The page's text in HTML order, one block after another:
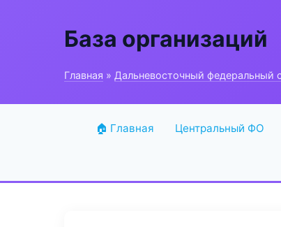
База организаций
Главная » Дальневосточный федеральный
🏠 Главная Центральный ФО